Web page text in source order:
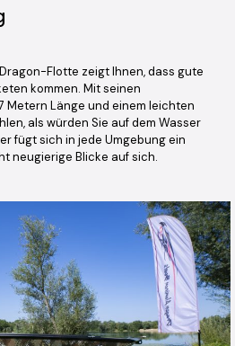
Flotte zeigt Ihnen, dass gute
kommen. Mit seinen
Metern Länge und einem leichten
als würden Sie auf dem Wasser
fügt sich in jede Umgebung ein
neugierige Blicke auf sich.